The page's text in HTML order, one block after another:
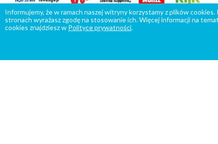
Informujemy, że w ramach naszej witryny korzystamy z plików cookies.
stronach wyrażasz zgodę na stosowanie ich. Więcej informacji na
cookies znajdziesz w Polityce prywatności.